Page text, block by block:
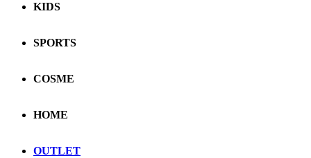
KIDS
SPORTS
COSME
HOME
OUTLET